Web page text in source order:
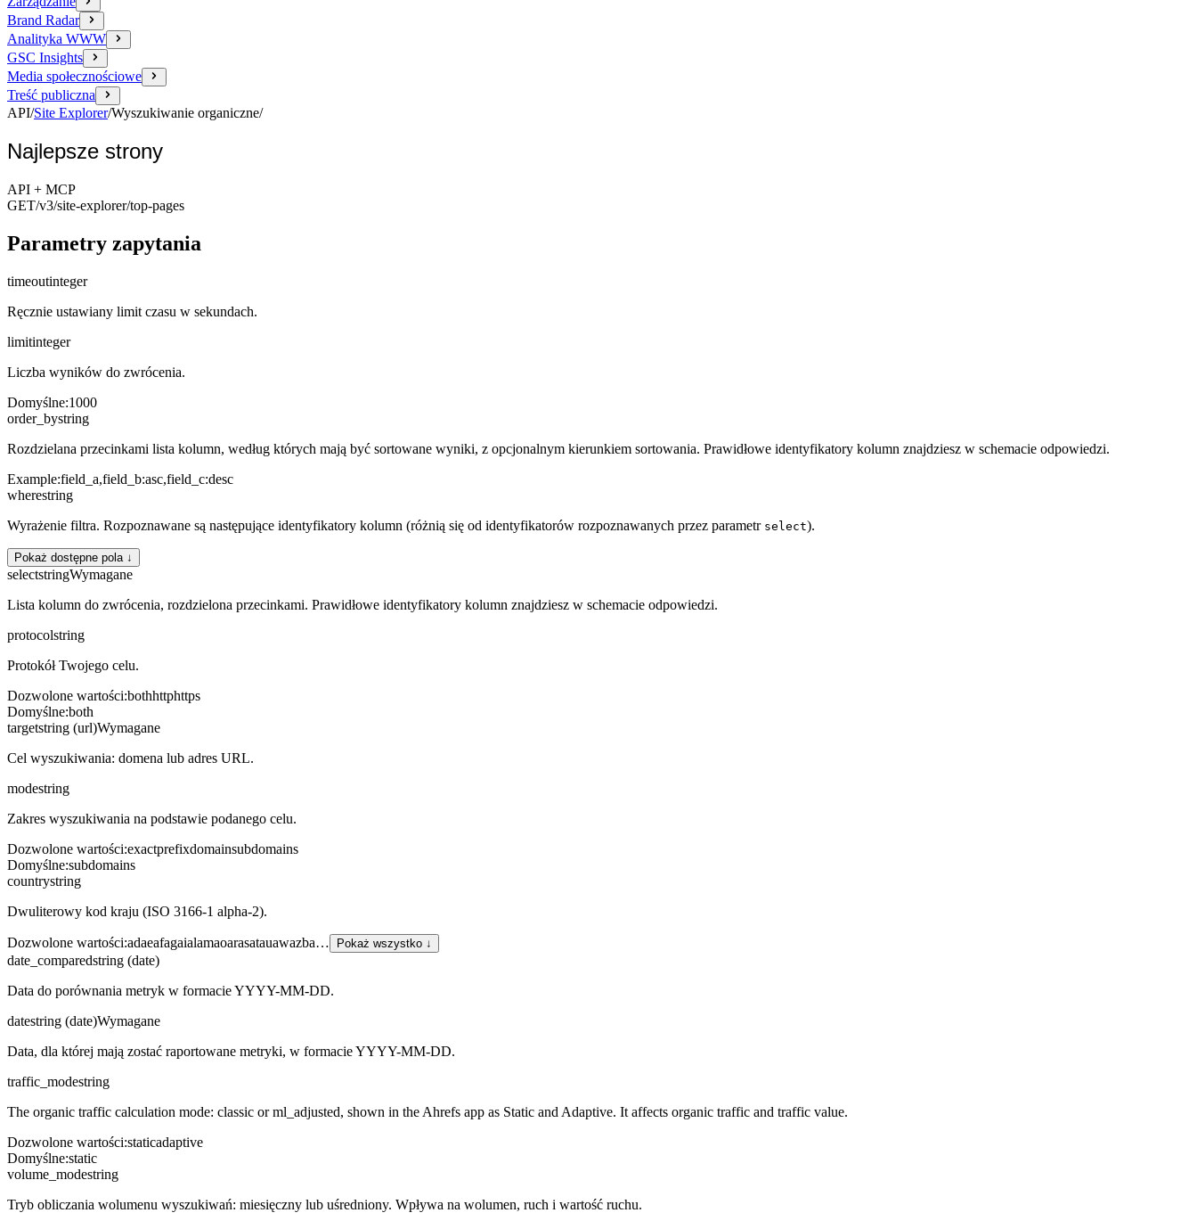
Brand Radar
Analityka WWW
GSC Insights
Media społecznościowe
Treść publiczna
API/Site Explorer/Wyszukiwanie organiczne/
Najlepsze strony
API + MCP
GET/v3/site-explorer/top-pages
Parametry zapytania
timeoutinteger
Ręcznie ustawiany limit czasu w sekundach.
limitinteger
Liczba wyników do zwrócenia.
Domyślne:1000
order_bystring
Rozdzielana przecinkami lista kolumn, według których mają być sortowane wyniki, z opcjonalnym kierunkiem sortowania. Prawidłowe identyfikatory kolumn znajdziesz w schemacie odpowiedzi.
Example:field_a,field_b:asc,field_c:desc
wherestring
Wyrażenie filtra. Rozpoznawane są następujące identyfikatory kolumn (różnią się od identyfikatorów rozpoznawanych przez parametr select).
Pokaż dostępne pola ↓
selectstringWymagane
Lista kolumn do zwrócenia, rozdzielona przecinkami. Prawidłowe identyfikatory kolumn znajdziesz w schemacie odpowiedzi.
protocolstring
Protokół Twojego celu.
Dozwolone wartości:bothhttphttps
Domyślne:both
targetstring (url)Wymagane
Cel wyszukiwania: domena lub adres URL.
modestring
Zakres wyszukiwania na podstawie podanego celu.
Dozwolone wartości:exactprefixdomainsubdomains
Domyślne:subdomains
countrystring
Dwuliterowy kod kraju (ISO 3166-1 alpha-2).
Dozwolone wartości:adaeafagaialamaoarasatauawazba… Pokaż wszystko ↓
date_comparedstring (date)
Data do porównania metryk w formacie YYYY-MM-DD.
datestring (date)Wymagane
Data, dla której mają zostać raportowane metryki, w formacie YYYY-MM-DD.
traffic_modestring
The organic traffic calculation mode: classic or ml_adjusted, shown in the Ahrefs app as Static and Adaptive. It affects organic traffic and traffic value.
Dozwolone wartości:staticadaptive
Domyślne:static
volume_modestring
Tryb obliczania wolumenu wyszukiwań: miesięczny lub uśredniony. Wpływa na wolumen, ruch i wartość ruchu.